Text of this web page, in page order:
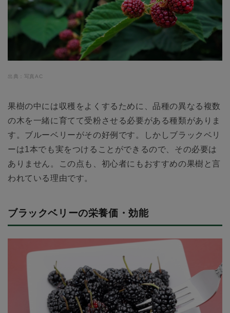
出典：写真AC
果樹の中には収穫をよくするために、品種の異なる複数
の木を一緒に育てて受粉させる必要がある種類がありま
す。ブルーベリーがその好例です。しかしブラックベリ
ーは1本でも実をつけることができるので、その必要は
ありません。この点も、初心者にもおすすめの果樹と言
われている理由です。
ブラックベリーの栄養価・効能